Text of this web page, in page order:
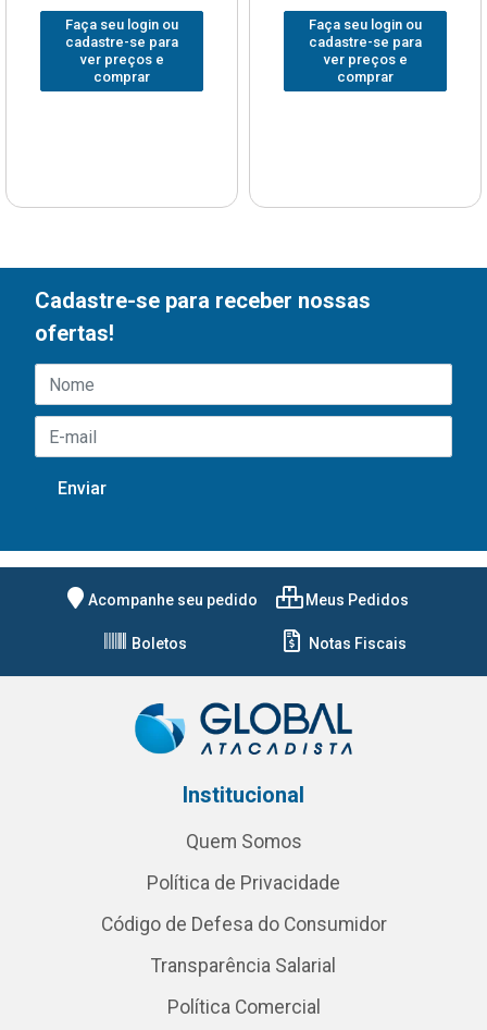
Faça seu login ou
cadastre-se para
ver preços e
comprar
Faça seu login ou
cadastre-se para
ver preços e
comprar
Cadastre-se para receber nossas
ofertas!
Acompanhe seu pedido Meus Pedidos
Boletos Notas Fiscais
Institucional
Quem Somos
Política de Privacidade
Código de Defesa do Consumidor
Transparência Salarial
Política Comercial